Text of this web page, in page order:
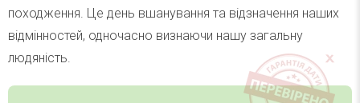
походження. Це день вшанування та відзначення наших
відмінностей, одночасно визнаючи нашу загальну
людяність.